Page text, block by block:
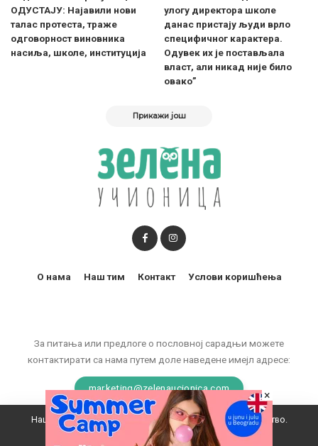
ОДУСТАЈУ: Најавили нови
талас протеста, траже
одговорност виновника
насиља, школе, институција
улогу директора школе
данас пристају људи врло
специфичног карактера.
Одувек их је постављала
власт, али никад није било
овако”
Прикажи још
За питања или предлоге о пословној сарадњи можете
контактирати са нама путем доле наведене имејл адресе:
marketing@zelenaucionica.com
О нама Наш тим Контакт Услови коришћења
© 2011-2024 Copyright by Zelena učionica. All Rights reserved.
Наш вебсајт користи колачиће да побољша ваше искуство.
×